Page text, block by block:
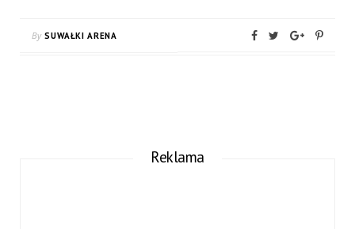
By SUWAŁKI ARENA
Reklama